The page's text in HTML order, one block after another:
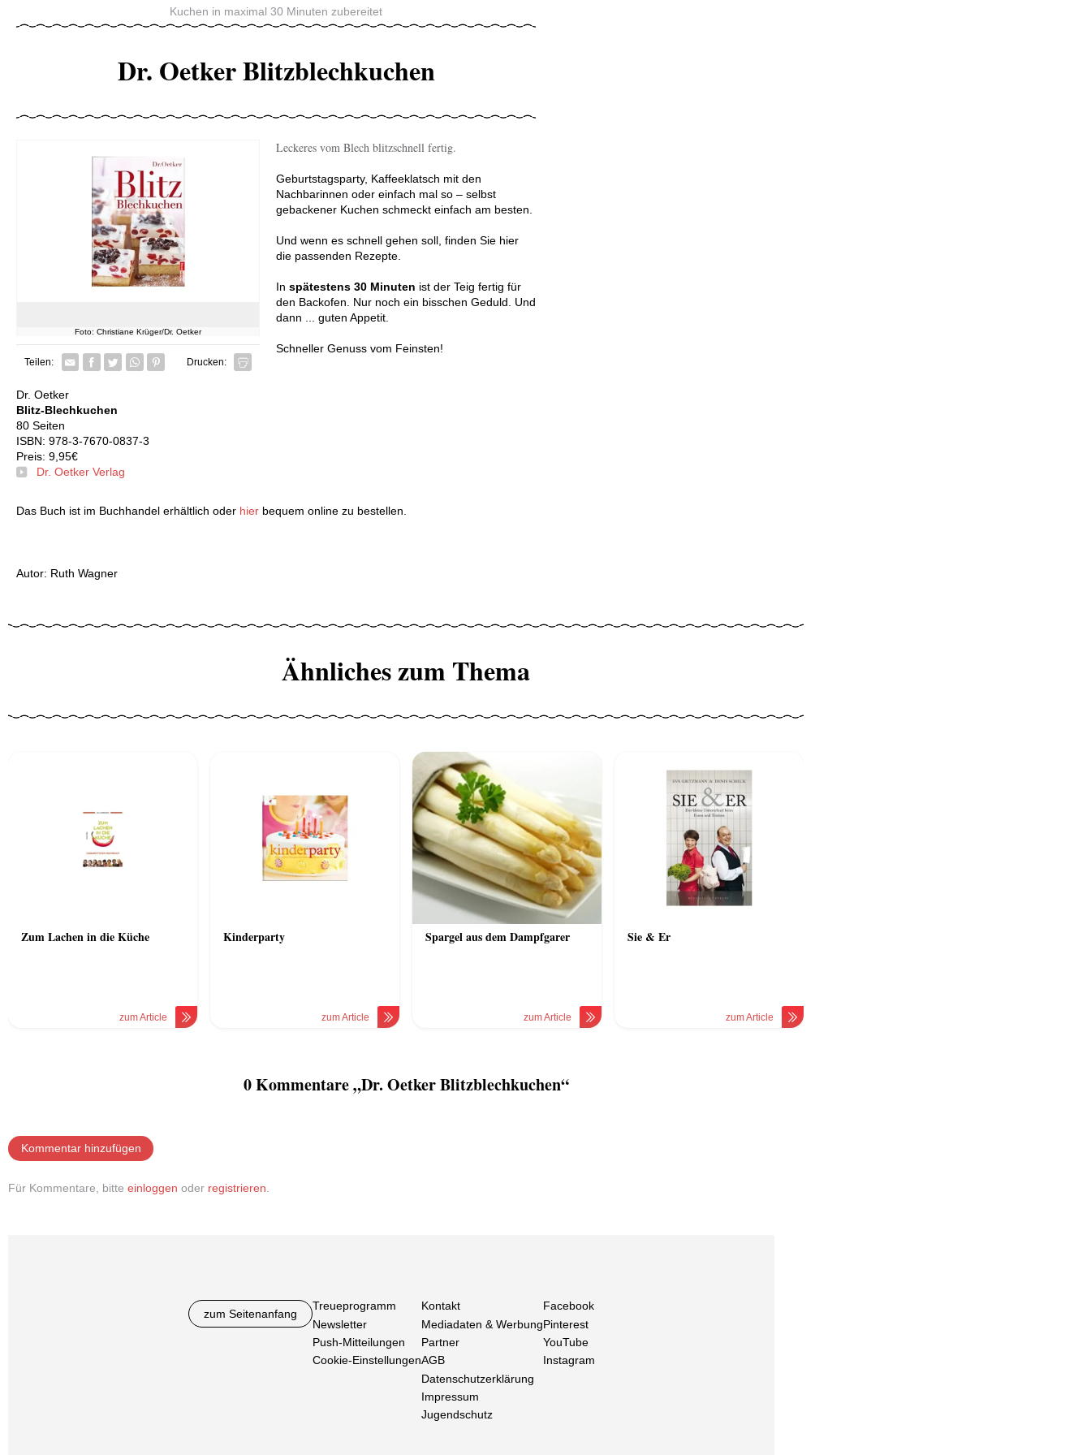
Kuchen in maximal 30 Minuten zubereitet
Dr. Oetker Blitzblechkuchen
Foto: Christiane Krüger/Dr. Oetker
Teilen: Facebook
TwitterWhatsapp senden
Pin it Drucken:
Leckeres vom Blech blitzschnell fertig.
Geburtstagsparty, Kaffeeklatsch mit den
Nachbarinnen oder einfach mal so – selbst
gebackener Kuchen schmeckt einfach am besten.
Und wenn es schnell gehen soll, finden Sie hier
die passenden Rezepte.
In spätestens 30 Minuten ist der Teig fertig für
den Backofen. Nur noch ein bisschen Geduld. Und
dann ... guten Appetit.
Schneller Genuss vom Feinsten!
Dr. Oetker
Blitz-Blechkuchen
80 Seiten
ISBN: 978-3-7670-0837-3
Preis: 9,95€
Dr. Oetker Verlag
Das Buch ist im Buchhandel erhältlich oder hier bequem online zu bestellen.
Autor: Ruth Wagner
Ähnliches zum Thema
Zum Lachen in die Küche
zum Article
Kinderparty
zum Article
Spargel aus dem Dampfgarer
zum Article
Sie & Er
zum Article
0 Kommentare „Dr. Oetker Blitzblechkuchen“
Kommentar hinzufügen
Für Kommentare, bitte einloggen oder registrieren
zum Seitenanfang
Treueprogramm
Newsletter
Push-Mitteilungen
Cookie-Einstellungen
Kontakt
Mediadaten & Werbung
Partner
AGB
Datenschutzerklärung
Impressum
Jugendschutz
Facebook
Pinterest
YouTube
Instagram